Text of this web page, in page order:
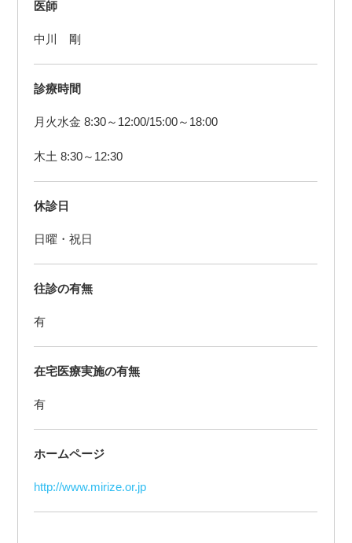
医師
中川 剛
診療時間
月火水金 8:30～12:00/15:00～18:00
木土 8:30～12:30
休診日
日曜・祝日
往診の有無
有
在宅医療実施の有無
有
ホームページ
http://www.mirize.or.jp